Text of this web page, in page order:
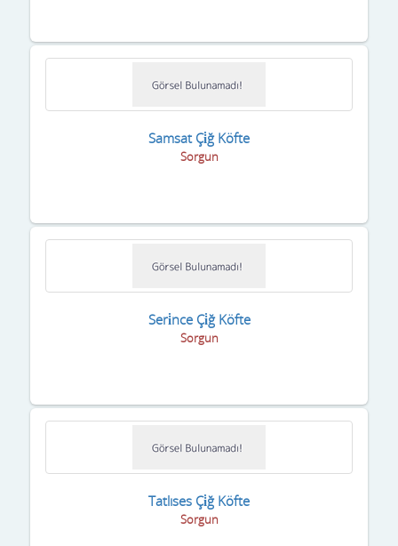
Samsat Çi̇ğ Köfte
Sorgun
Seri̇nce Çi̇ğ Köfte
Sorgun
Tatlıses Çi̇ğ Köfte
Sorgun